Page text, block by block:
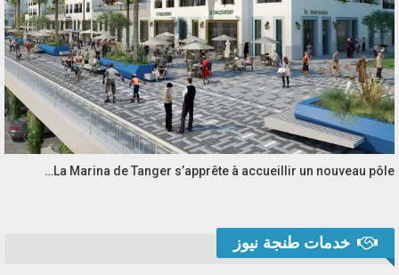
La Marina de Tanger s’apprête à accueillir un nouveau pôle…
خدمات طنجة نيوز